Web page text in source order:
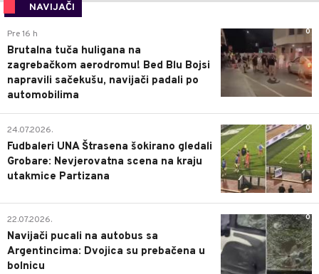
NAVIJAČI
0
Pre 16 h
Brutalna tuča huligana na
zagrebačkom aerodromu! Bed Blu Bojsi
napravili sačekušu, navijači padali po
automobilima
0
24.07.2026.
Fudbaleri UNA Štrasena šokirano gledali
Grobare: Nevjerovatna scena na kraju
utakmice Partizana
0
22.07.2026.
Navijači pucali na autobus sa
Argentincima: Dvojica su prebačena u
bolnicu